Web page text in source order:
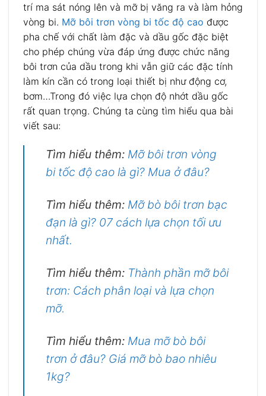
trí ma sát nóng lên và mỡ bị văng ra và làm hỏng
vòng bi. Mỡ bôi trơn vòng bi tốc độ cao được
pha chế với chất làm đặc và dầu gốc đặc biệt
cho phép chúng vừa đáp ứng được chức năng
bôi trơn của dầu trong khi vẫn giữ các đặc tính
làm kín cần có trong loại thiết bị như động cơ,
bơm…Trong đó việc lựa chọn độ nhớt dầu gốc
rất quan trọng. Chúng ta cùng tìm hiểu qua bài
viết sau:
Tìm hiểu thêm: Mỡ bôi trơn vòng
bi tốc độ cao là gì? Mua ở đâu?
Tìm hiểu thêm: Mỡ bò bôi trơn bạc
đạn là gì? 07 cách lựa chọn tối ưu
nhất.
Tìm hiểu thêm: Thành phần mỡ bôi
trơn: Cách phân loại và lựa chọn
mỡ.
Tìm hiểu thêm: Mua mỡ bò bôi
trơn ở đâu? Giá mỡ bò bao nhiêu
1kg?